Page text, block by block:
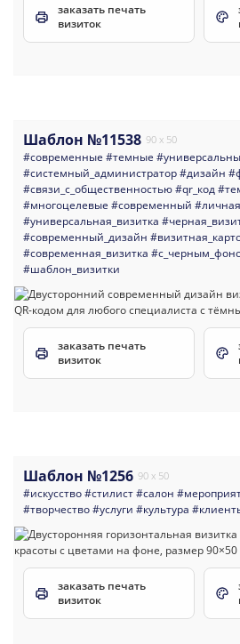
заказать печать
визиток
Шаблон №11538 90 x 50
#современные #темные
#системный_администратор#дизайн
#связи_с_общественностью#qr_код
#многоцелевые #современный
#универсальная_визитка
#современный_дизайн
#современная_визитка
#шаблон_визитки
заказать печать
визиток
Шаблон №1256 90 x 50
#искусство#стилист#салон
#творчество#услуги #культура
заказать печать
визиток